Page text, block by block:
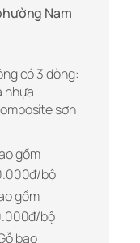
Nam
có 3 dòng:
nhựa
sơn
gồm
bộ
gồm
bộ
bao